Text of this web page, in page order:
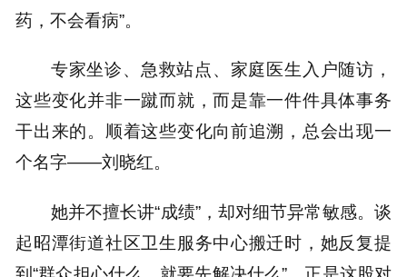
药，不会看病”。
专家坐诊、急救站点、家庭医生入户随访，
这些变化并非一蹴而就，而是靠一件件具体事务
干出来的。顺着这些变化向前追溯，总会出现一
个名字——刘晓红。
她并不擅长讲“成绩”，却对细节异常敏感。谈
起昭潭街道社区卫生服务中心搬迁时，她反复提